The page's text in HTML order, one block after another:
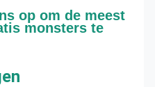
op om de meest
monsters te